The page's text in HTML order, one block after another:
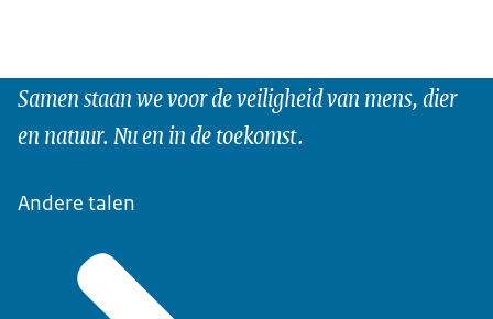
Samen staan we voor de veiligheid van mens, dier
en natuur. Nu en in de toekomst.
Andere talen